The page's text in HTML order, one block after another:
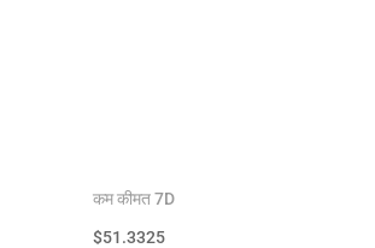
कम कीमत 7D
$51.3325